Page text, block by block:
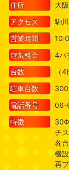
住所
大
アクセス
駒
営業時間
遊戯料金
4パ
台数
（
駐車台数
電話番号
06-
特徴
30Φ
チ
各
機
再